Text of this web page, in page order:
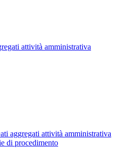
attività amministrativa
aggregati attività amministrativa
di procedimento